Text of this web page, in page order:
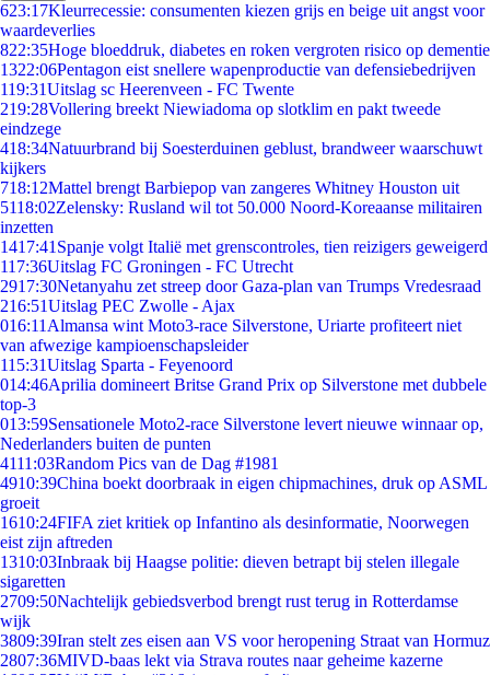
623:17Kleurrecessie: consumenten kiezen grijs en beige uit angst voor
waardeverlies
822:35Hoge bloeddruk, diabetes en roken vergroten risico op dementie
1322:06Pentagon eist snellere wapenproductie van defensiebedrijven
119:31Uitslag sc Heerenveen - FC Twente
219:28Vollering breekt Niewiadoma op slotklim en pakt tweede
eindzege
418:34Natuurbrand bij Soesterduinen geblust, brandweer waarschuwt
kijkers
718:12Mattel brengt Barbiepop van zangeres Whitney Houston uit
5118:02Zelensky: Rusland wil tot 50.000 Noord-Koreaanse militairen
inzetten
1417:41 Spanje volgt Italië met grenscontroles, tien reizigers geweigerd
117:36Uitslag FC Groningen - FC Utrecht
2917:30Netanyahu zet streep door Gaza-plan van Trumps Vredesraad
216:51Uitslag PEC Zwolle - Ajax
016:11 Almansa wint Moto3-race Silverstone, Uriarte profiteert niet
van afwezige kampioenschapsleider
115:31Uitslag Sparta - Feyenoord
014:46Aprilia domineert Britse Grand Prix op Silverstone met dubbele
top-3
013:59Sensationele Moto2-race Silverstone levert nieuwe winnaar op,
Nederlanders buiten de punten
4111:03Random Pics van de Dag #1981
4910:39China boekt doorbraak in eigen chipmachines, druk op ASML
groeit
1610:24FIFA ziet kritiek op Infantino als desinformatie, Noorwegen
eist zijn aftreden
1310:03Inbraak bij Haagse politie: dieven betrapt bij stelen illegale
sigaretten
2709:50Nachtelijk gebiedsverbod brengt rust terug in Rotterdamse
wijk
3809:39Iran stelt zes eisen aan VS voor heropening Straat van Hormuz
2807:36MIVD-baas lekt via Strava routes naar geheime kazerne